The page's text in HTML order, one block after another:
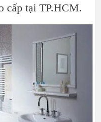
cấp tại TP.HCM.